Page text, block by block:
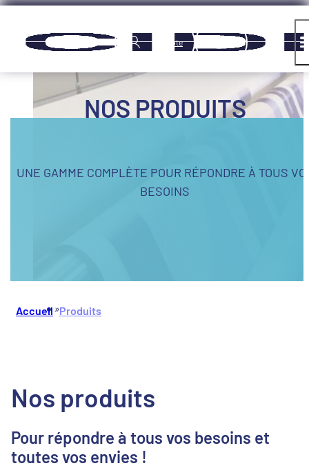
Panneau de gestion des cookies
Compte
NOS PRODUITS
UNE GAMME COMPLÈTE POUR RÉPONDRE À TOUS
BESOINS
Accueil»Produits
Nos produits
Pour répondre à tous vos besoins et
toutes vos envies !